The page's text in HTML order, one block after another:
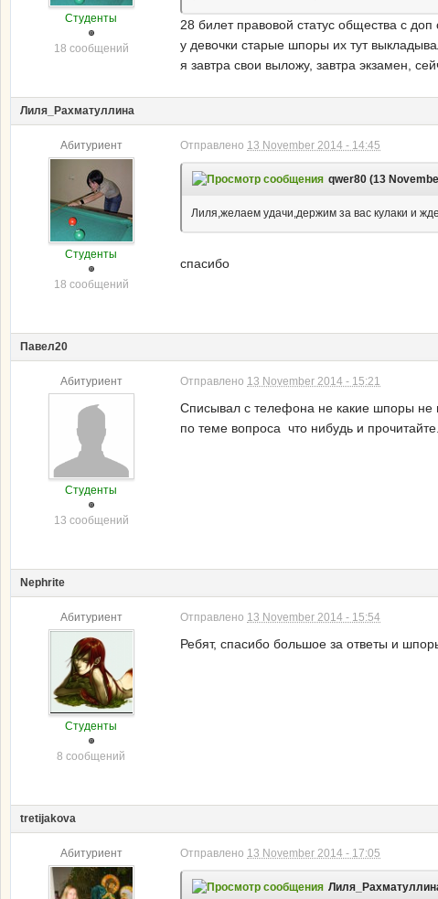
Студенты
18 сообщений
28 билет правовой статус общества с
у девочки старые шпоры их тут
я завтра свои выложу, завтра экзамен,
Лиля_Рахматуллина
Абитуриент
Студенты
18 сообщений
Отправлено 13 November 2014 - 14:45
qwer80 (13
Лиля,желаем удачи,держим за вас кулаки и
спасибо
Павел20
Абитуриент
Студенты
13 сообщений
Отправлено 13 November 2014 - 15:21
Списывал с телефона не какие шпоры не
по теме вопроса что нибудь и
Nephrite
Абитуриент
Студенты
8 сообщений
Отправлено 13 November 2014 - 15:54
Ребят, спасибо большое за ответы и
tretijakova
Абитуриент Отправлено 13 November 2014 - 17:05